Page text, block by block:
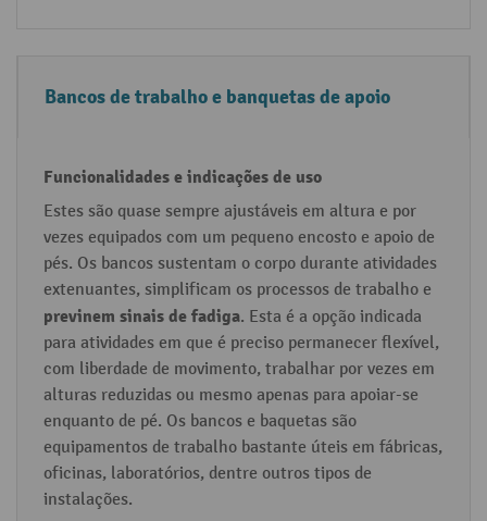
a
h
o
s
n
d
i
c
a
ç
õ
e
s
d
e
Bancos de trabalho e banquetas de apoio
Estes são quase sempre ajustáveis em altura e por
vezes equipados com um pequeno encosto e apoio de
pés. Os bancos sustentam o corpo durante atividades
extenuantes, simplificam os processos de trabalho e
previnem sinais de fadiga. Esta é a opção indicada
para atividades em que é preciso permanecer flexível,
com liberdade de movimento, trabalhar por vezes em
alturas reduzidas ou mesmo apenas para apoiar-se
enquanto de pé. Os bancos e baquetas são
equipamentos de trabalho bastante úteis em fábricas,
oficinas, laboratórios, dentre outros tipos de
instalações.